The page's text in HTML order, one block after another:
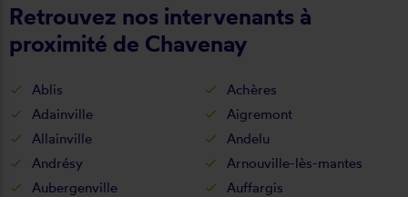
Retrouvez nos intervenants à
proximité de Chavenay
Ablis
Achères
Adainville
Aigremont
Allainville
Andelu
Andrésy
Arnouville-lès-mantes
Aubergenville
Auffargis